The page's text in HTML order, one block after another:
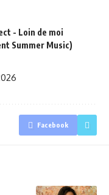
- Loin de moi
Summer Music)
Facebook